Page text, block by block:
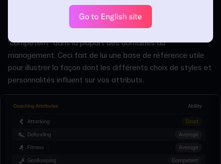
niveau de référence des capacités de votre entraîneur. Si
l'on utilise notre vétéran des ligues inférieures comme
exemple, vous remarquerez qu'il est soit "raisonnable", soit
"compétent" dans la plupart des domaines du
management. Ceci fait de lui une base de référence utile
pour illustrer la façon dont les différents choix de styles et
personnalités influent sur vos attributs.
Go to English site